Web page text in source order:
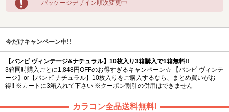
パッケージデザイン順次変更中
今だけキャンペーン中!!
【バンビ ヴィンテージ&ナチュラル】10枚入り3箱購入で1箱無料!!
3箱同時購入ごとに1,848円OFFのお得すぎるキャンペーン☆ 【バンビ ヴィンテ
ージ】or【バンビ ナチュラル】10枚入りをご購入するなら、まとめ買いがお
得‼ ※カートに3箱入れて下さい ※クーポン割引の併用はできません
カラコン全品送料無料!